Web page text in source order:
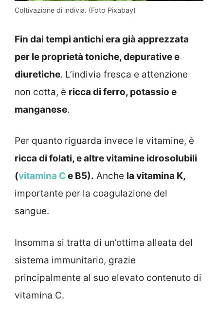
Coltivazione di indivia. (Foto Pixabay)
Fin dai tempi antichi era già apprezzata
per le proprietà toniche, depurative e
diuretiche. L’indivia fresca e attenzione
non cotta, è ricca di ferro, potassio e
manganese.
Per quanto riguarda invece le vitamine, è
ricca di folati, e altre vitamine idrosolubili
(vitamina Ce B5). Anche la vitamina K,
importante per la coagulazione del
sangue.
Insomma si tratta di un’ottima alleata del
sistema immunitario, grazie
principalmente al suo elevato contenuto di
vitamina C.